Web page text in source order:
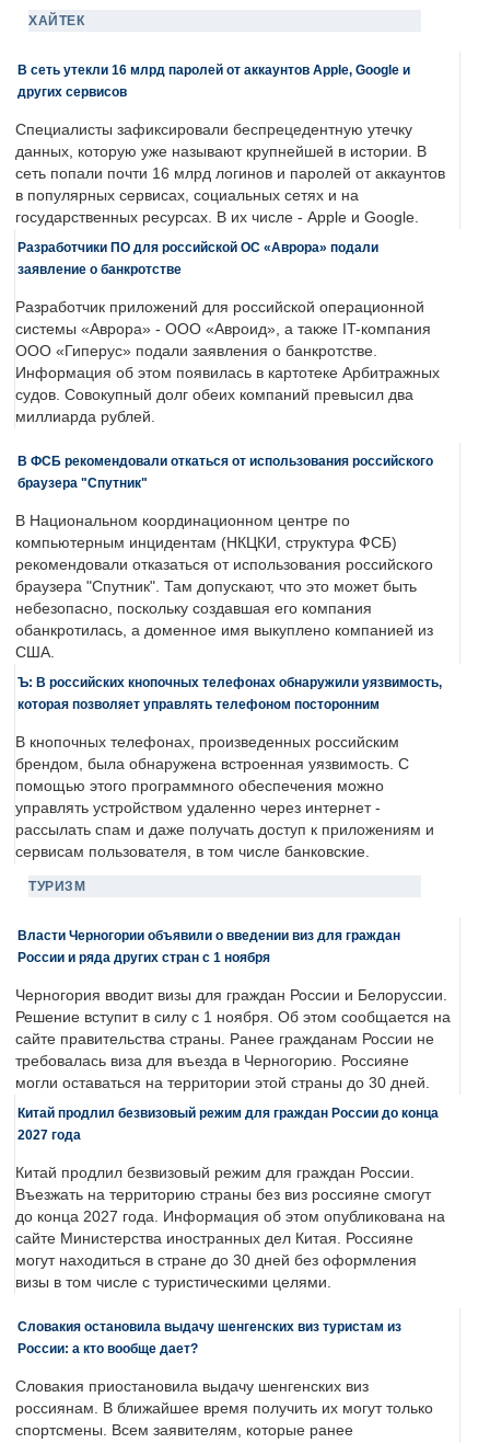
ХАЙТЕК
В сеть утекли 16 млрд паролей от аккаунтов Apple, Google и
других сервисов
Специалисты зафиксировали беспрецедентную утечку
данных, которую уже называют крупнейшей в истории. В
сеть попали почти 16 млрд логинов и паролей от аккаунтов
в популярных сервисах, социальных сетях и на
государственных ресурсах. В их числе - Apple и Google.
Разработчики ПО для российской ОС «Аврора» подали
заявление о банкротстве
Разработчик приложений для российской операционной
системы «Аврора» - ООО «Авроид», а также IT-компания
ООО «Гиперус» подали заявления о банкротстве.
Информация об этом появилась в картотеке Арбитражных
судов. Совокупный долг обеих компаний превысил два
миллиарда рублей.
В ФСБ рекомендовали откаться от использования российского
браузера "Спутник"
В Национальном координационном центре по
компьютерным инцидентам (НКЦКИ, структура ФСБ)
рекомендовали отказаться от использования российского
браузера "Спутник". Там допускают, что это может быть
небезопасно, поскольку создавшая его компания
обанкротилась, а доменное имя выкуплено компанией из
США.
Ъ: В российских кнопочных телефонах обнаружили уязвимость,
которая позволяет управлять телефоном посторонним
В кнопочных телефонах, произведенных российским
брендом, была обнаружена встроенная уязвимость. С
помощью этого программного обеспечения можно
управлять устройством удаленно через интернет -
рассылать спам и даже получать доступ к приложениям и
сервисам пользователя, в том числе банковские.
ТУРИЗМ
Власти Черногории объявили о введении виз для граждан
России и ряда других стран с 1 ноября
Черногория вводит визы для граждан России и Белоруссии.
Решение вступит в силу с 1 ноября. Об этом сообщается на
сайте правительства страны. Ранее гражданам России не
требовалась виза для въезда в Черногорию. Россияне
могли оставаться на территории этой страны до 30 дней.
Китай продлил безвизовый режим для граждан России до конца
2027 года
Китай продлил безвизовый режим для граждан России.
Въезжать на территорию страны без виз россияне смогут
до конца 2027 года. Информация об этом опубликована на
сайте Министерства иностранных дел Китая. Россияне
могут находиться в стране до 30 дней без оформления
визы в том числе с туристическими целями.
Словакия остановила выдачу шенгенских виз туристам из
России: а кто вообще дает?
Словакия приостановила выдачу шенгенских виз
россиянам. В ближайшее время получить их могут только
спортсмены. Всем заявителям, которые ранее